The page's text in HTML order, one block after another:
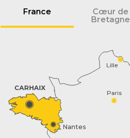
France
Cœur de
Bretagne
Paris
Lille
Nantes
CARHAIX